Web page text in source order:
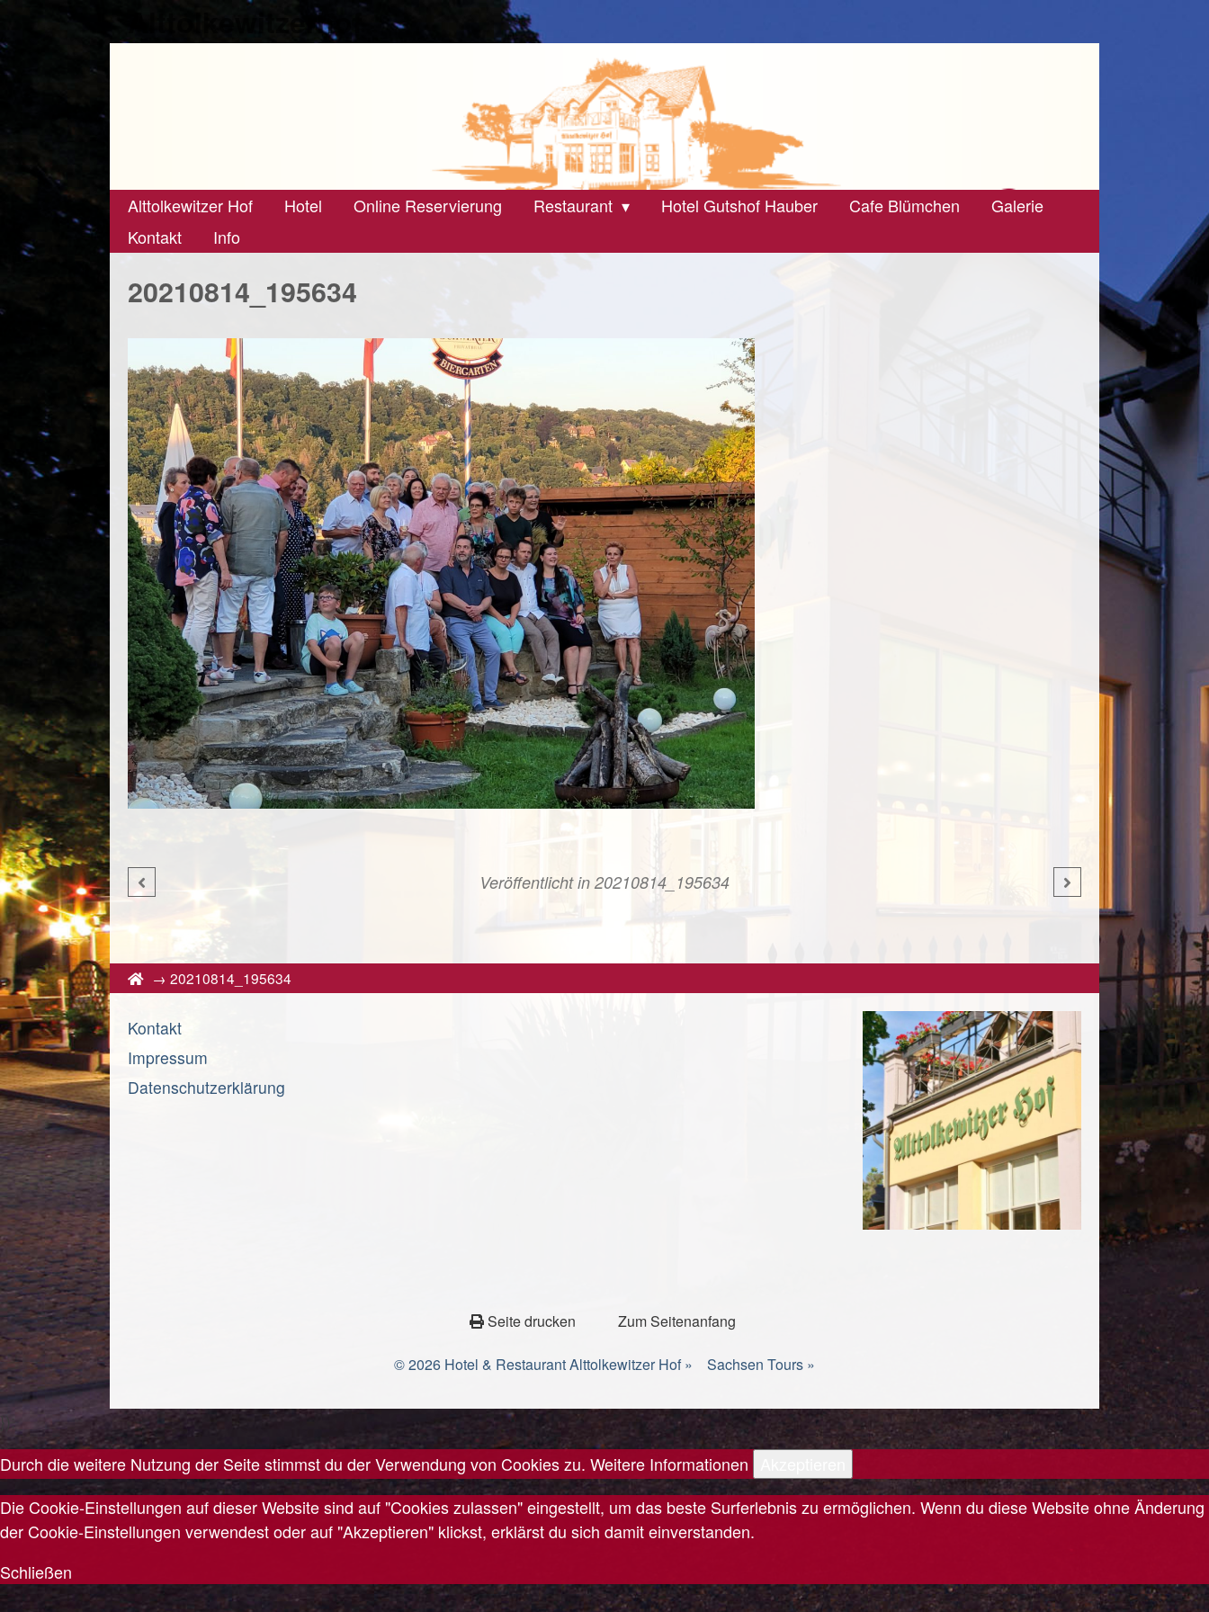
Alttolkewitzerhof
Alttolkewitzer Hof Hotel Online Reservierung Restaurant Hotel Gutshof Hauber Cafe Blümchen
Galerie
Kontakt
Info
20210814_195634
Veröffentlicht in 20210814_195634
→ 20210814_195634
Kontakt
Impressum
Datenschutzerklärung
Seite drucken Zum Seitenanfang
© 2026 Hotel & Restaurant Alttolkewitzer Hof » Sachsen Tours »
});
Durch die weitere Nutzung der Seite stimmst du der Verwendung von Cookies zu. Weitere Informationen
Die Cookie-Einstellungen auf dieser Website sind auf "Cookies zulassen" eingestellt, um das beste Surferlebnis zu ermöglichen. Wenn du diese Website ohne Änderung
der Cookie-Einstellungen verwendest oder auf "Akzeptieren" klickst, erklärst du sich damit einverstanden.
Schließen